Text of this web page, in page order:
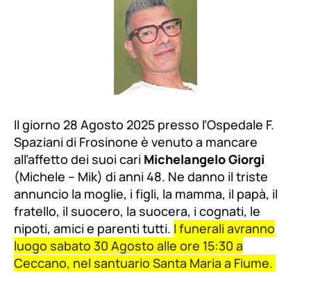
Il giorno 28 Agosto 2025 presso l’Ospedale F.
Spaziani di Frosinone è venuto a mancare
all’affetto dei suoi cari Michelangelo Giorgi
(Michele – Mik) di anni 48. Ne danno il triste
annuncio la moglie, i figli, la mamma, il papà, il
fratello, il suocero, la suocera, i cognati, le
nipoti, amici e parenti tutti. I funerali avranno
luogo sabato 30 Agosto alle ore 15:30 a
Ceccano, nel santuario Santa Maria a Fiume.